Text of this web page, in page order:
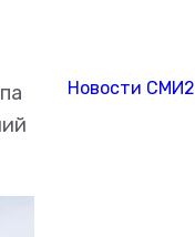
Новости СМИ2